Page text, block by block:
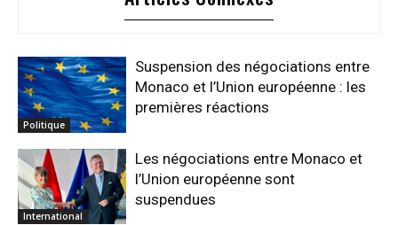
Politique
Suspension des négociations entre
Monaco et l’Union européenne : les
premières réactions
International
Les négociations entre Monaco et
l’Union européenne sont
suspendues